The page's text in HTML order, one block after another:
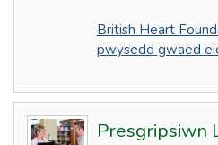
British Heart
pwysedd gwaed
Presgripsiwn